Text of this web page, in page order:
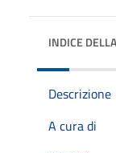
INDICE
Descrizione
A cura di